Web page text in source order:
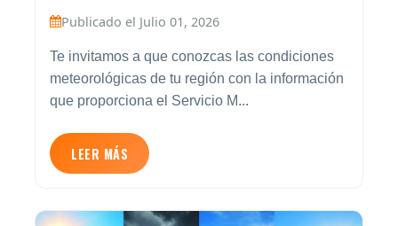
Publicado el Julio 01, 2026
Te invitamos a que conozcas las condiciones
meteorológicas de tu región con la información
que proporciona el Servicio M...
LEER MÁS